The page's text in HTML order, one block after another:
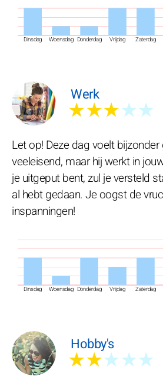
Dinsdag Woensdag Donderdag Vrijdag Zaterdag
Werk
★★★★★
Dinsdag Woensdag Donderdag Vrijdag Zaterdag
Let op! Deze dag voelt
veeleisend, maar hij werkt in
je uitgeput bent, zul je versteld
al hebt gedaan. Je oogst de
inspanningen!
Hobby's
★★★★★